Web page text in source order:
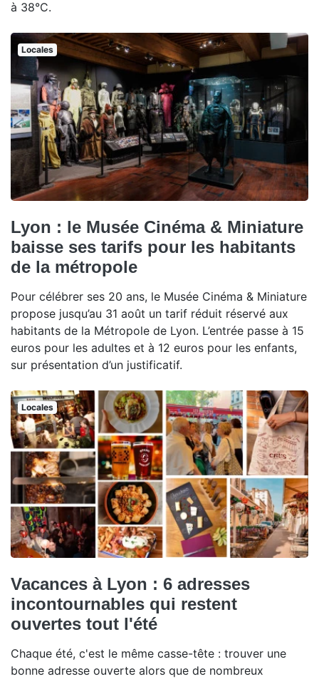
à 38°C.
Locales
Lyon : le Musée Cinéma & Miniature
baisse ses tarifs pour les habitants
de la métropole
Pour célébrer ses 20 ans, le Musée Cinéma & Miniature
propose jusqu’au 31 août un tarif réduit réservé aux
habitants de la Métropole de Lyon. L’entrée passe à 15
euros pour les adultes et à 12 euros pour les enfants,
sur présentation d’un justificatif.
Locales
Vacances à Lyon : 6 adresses
incontournables qui restent
ouvertes tout l'été
Chaque été, c'est le même casse-tête : trouver une
bonne adresse ouverte alors que de nombreux